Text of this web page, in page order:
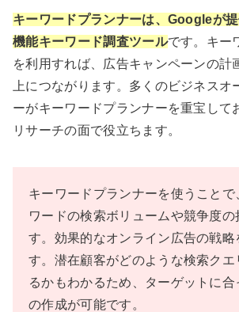
キーワードプランナーは、Googleが
機能キーワード調査ツールです。キー
を利用すれば、広告キャンペーンの計
上につながります。多くのビジネスオ
ーがキーワードプランナーを重宝して
リサーチの面で役立ちます。
キーワードプランナーを使うことで
ワードの検索ボリュームや競争度
す。効果的なオンライン広告の戦略
す。潜在顧客がどのような検索クエ
るかもわかるため、ターゲットに
の作成が可能です。